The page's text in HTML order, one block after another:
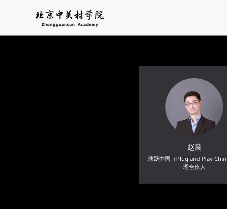
赵晨
璞跃中国（Plug and Play
理合伙人